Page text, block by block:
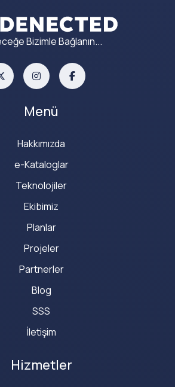
Bizimle Bağlanın...
Menü
Hakkımızda
e-Kataloglar
Teknolojiler
Ekibimiz
Planlar
Projeler
Partnerler
Blog
SSS
İletişim
Hizmetler